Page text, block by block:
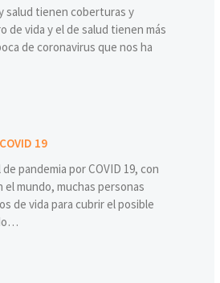
salud tienen coberturas y
de vida y el de salud tienen más
de coronavirus que nos ha
19
pandemia por COVID 19, con
el mundo, muchas personas
de vida para cubrir el posible